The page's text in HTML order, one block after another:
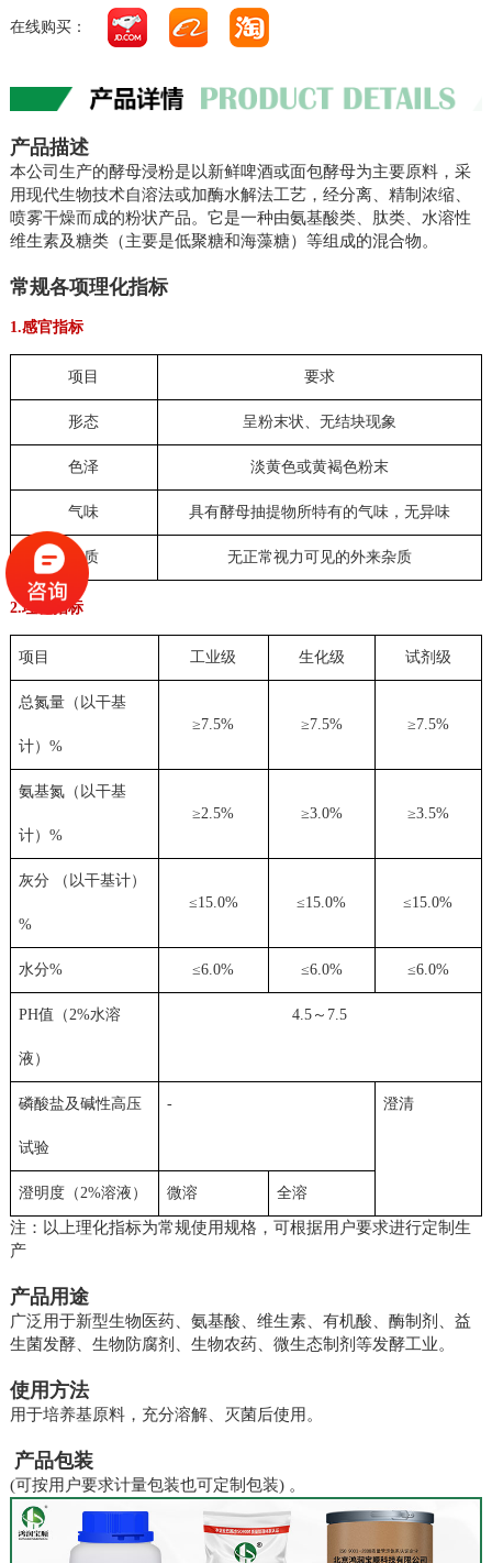
在线购买：
产品描述
本公司生产的酵母浸粉是以新鲜啤酒或面包酵母为主要原料，采
用现代生物技术自溶法或加酶水解法工艺，经分离、精制浓缩、
喷雾干燥而成的粉状产品。它是一种由氨基酸类、肽类、水溶性
维生素及糖类（主要是低聚糖和海藻糖）等组成的混合物。
常规各项理化指标
1.感官指标
项目 要求
形态 呈粉末状、无结块现象
色泽 淡黄色或黄褐色粉末
气味 具有酵母抽提物所特有的气味，无异味
杂质 无正常视力可见的外来杂质
2.理化指标
项目 工业级 生化级 试剂级
总氮量（以干基
计）%
≥7.5% ≥7.5% ≥7.5%
氨基氮（以干基
计）%
≥2.5% ≥3.0% ≥3.5%
灰分 （以干基计）
%
≤15.0% ≤15.0% ≤15.0%
水分% ≤6.0% ≤6.0% ≤6.0%
PH值（2%水溶
液）
4.5～7.5
磷酸盐及碱性高压
试验
- 澄清
澄明度（2%溶液） 微溶 全溶
注：以上理化指标为常规使用规格，可根据用户要求进行定制生
产
产品用途
广泛用于新型生物医药、氨基酸、维生素、有机酸、酶制剂、益
生菌发酵、生物防腐剂、生物农药、微生态制剂等发酵工业。
使用方法
用于培养基原料，充分溶解、灭菌后使用。
产品包装
(可按用户要求计量包装也可定制包装) 。